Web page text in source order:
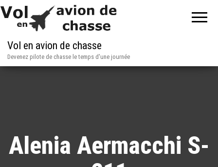
Vol en avion de chasse
Devenez pilote de chasse le temps d'une journée
Alenia Aermacchi S-